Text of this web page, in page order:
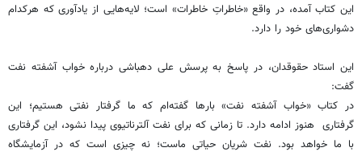
این کتاب آمده، در واقع «خاطراتِ خاطرات» است؛ لایه‌هایی از یادآوری که هرکدام
دشواری‌های خود را دارد.
این استاد حقوقدان، در پاسخ به پرسش علی دهباشی درباره خواب آشفته نفت
گفت:
در کتاب «خواب آشفته نفت» بارها گفته‌ام که ما گرفتار نفتی هستیم؛ این
گرفتاری‌ هنوز ادامه دارد. تا زمانی که برای نفت آلترناتیوی پیدا نشود، این گرفتاری
با ما خواهد بود. نفت شریان حیاتی ماست؛ نه چیزی است که در آزمایشگاه